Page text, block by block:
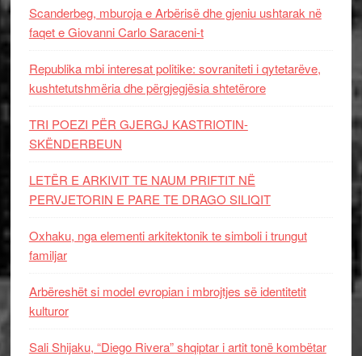
Scanderbeg, mburoja e Arbërisë dhe gjeniu ushtarak në
faqet e Giovanni Carlo Saraceni-t
Republika mbi interesat politike: sovraniteti i qytetarëve,
kushtetutshmëria dhe përgjegjësia shtetërore
TRI POEZI PËR GJERGJ KASTRIOTIN-
SKËNDERBEUN
LETËR E ARKIVIT TE NAUM PRIFTIT NË
PERVJETORIN E PARE TE DRAGO SILIQIT
Oxhaku, nga elementi arkitektonik te simboli i trungut
familjar
Arbëreshët si model evropian i mbrojtjes së identitetit
kulturor
Sali Shijaku, “Diego Rivera” shqiptar i artit tonë kombëtar